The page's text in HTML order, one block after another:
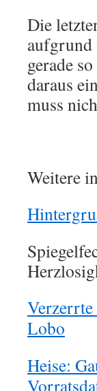
Die
aufgrund
gerade
daraus
muss
Weitere
Verzerrte
Lobo
Heise: